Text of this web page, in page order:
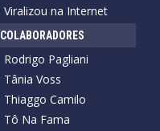
Viralizou na Internet
COLABORADORES
Rodrigo Pagliani
Tânia Voss
Thiaggo Camilo
Tô Na Fama